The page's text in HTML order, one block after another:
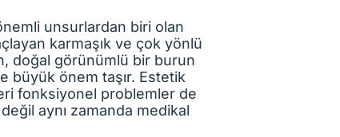
unsurlardan biri olan
karmaşık ve çok yönlü
doğal görünümlü bir burun
büyük önem taşır. Estetik
fonksiyonel problemler de
aynı zamanda medikal